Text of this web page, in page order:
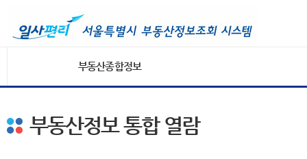
부동산종합정보
부동산정보 통합 열람